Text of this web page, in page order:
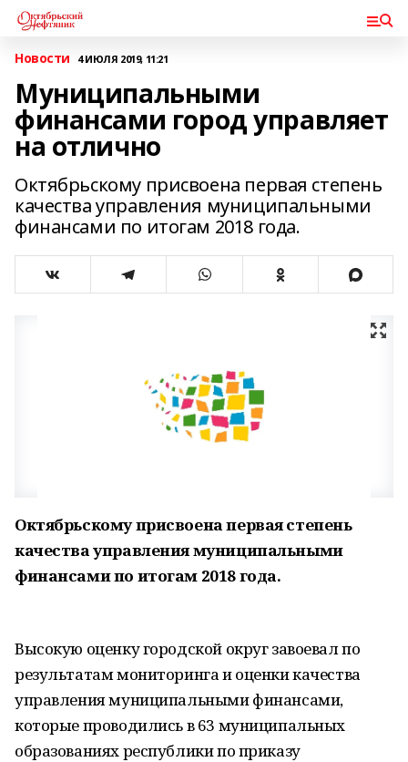
Новости 4 ИЮЛЯ 2019, 11:21
Муниципальными
финансами город управляет
на отлично
Октябрьскому присвоена первая степень
качества управления муниципальными
финансами по итогам 2018 года.
Октябрьскому присвоена первая степень
качества управления муниципальными
финансами по итогам 2018 года.
Высокую оценку городской округ завоевал по
результатам мониторинга и оценки качества
управления муниципальными финансами,
которые проводились в 63 муниципальных
образованиях республики по приказу